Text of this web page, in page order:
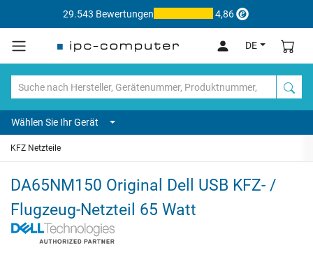
29.543 Bewertungen 4,86
DE
Wählen Sie Ihr Gerät
KFZ Netzteile
DA65NM150 Original Dell USB KFZ- /
Flugzeug-Netzteil 65 Watt